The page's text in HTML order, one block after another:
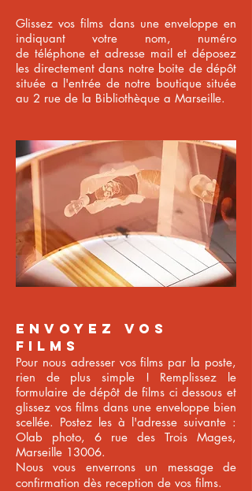
Glissez vos films dans une enveloppe en
indiquant votre nom, numéro
de téléphone et adresse mailet déposez
les directement dans notre boite de dépôt
située a l'entrée de notre boutique située
au 2 rue de la Bibliothèque a Marseille.
Envoyez vos
films
Pour nous adresser vos films par la poste,
rien de plus simple ! Remplissez le
formulaire dedépôt de films ci dessous et
glissez vos films dans une enveloppe bien
scellée. Postez les à l'adresse suivante :
Olab photo, 6 rue des Trois Mages,
Marseille 13006.
Nous vous enverrons un message de
confirmation dès reception de vos films.